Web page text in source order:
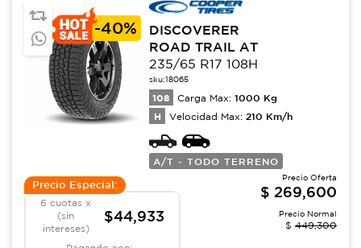
-40%
DISCOVERER
ROAD TRAIL AT
235/65 R17 108H
sku:18065
108 Carga Max: 1000 Kg
H Velocidad Max: 210 Km/h
A/T - TODO TERRENO
Precio Especial:
6 cuotas x
(sin
intereses)
$44,933
Precio Oferta
$ 269,600
Precio Normal
$ 449,300